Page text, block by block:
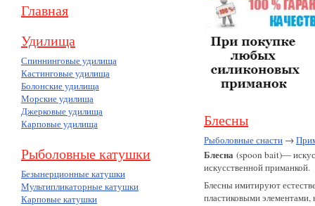
Главная
Удилища
Спиннинговые удилища
Кастинговые удилища
Болонские удилища
Морские удилища
Джерковые удилища
Карповые удилища
Рыболовные катушки
Безынерционные катушки
Мультипликаторные катушки
Карповые катушки
Блесны
Рыболовные снасти →
Блесна (spoon bait)—
искусственной приманкой.
Блесны имитируют
пластиковыми